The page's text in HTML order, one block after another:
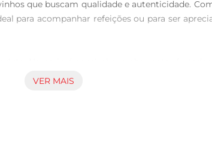
que buscam qualidade e autenticidade.
para acompanhar refeições ou para ser
perfeita entre acidez e taninos
experimente acompanhálo com
VER MAIS